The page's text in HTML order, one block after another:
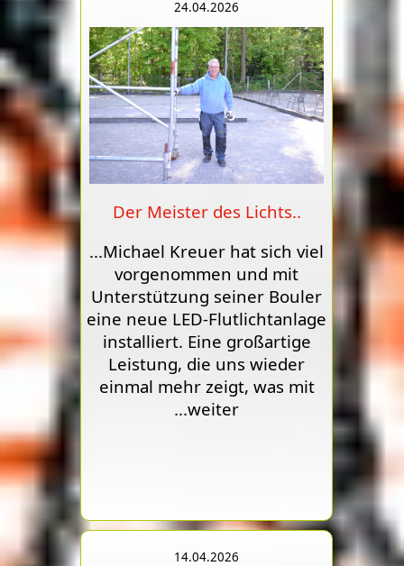
24.04.2026
Der Meister des Lichts..
...Michael Kreuer hat sich viel
vorgenommen und mit
Unterstützung seiner Bouler
eine neue LED-Flutlichtanlage
installiert. Eine großartige
Leistung, die uns wieder
einmal mehr zeigt, was mit
...weiter
14.04.2026